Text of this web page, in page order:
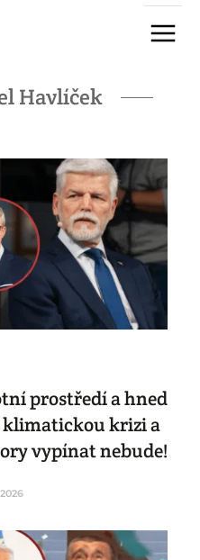
Menu
Havlíček
prostředí a hned
klimatickou krizi a
vypínat nebude!